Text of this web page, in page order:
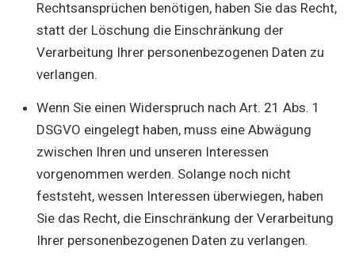
Rechtsansprüchen benötigen, haben Sie das Recht,
statt der Löschung die Einschränkung der
Verarbeitung Ihrer personenbezogenen Daten zu
verlangen.
Wenn Sie einen Widerspruch nach Art. 21 Abs. 1
DSGVO eingelegt haben, muss eine Abwägung
zwischen Ihren und unseren Interessen
vorgenommen werden. Solange noch nicht
feststeht, wessen Interessen überwiegen, haben
Sie das Recht, die Einschränkung der Verarbeitung
Ihrer personenbezogenen Daten zu verlangen.